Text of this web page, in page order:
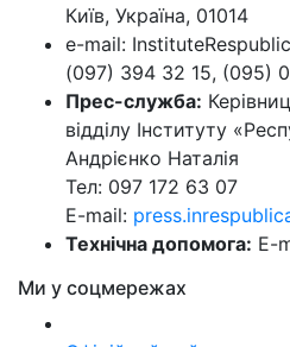
Київ, Україна, 01014
e-mail:
(097) 394 32 15, (095)
Прес-служба:
відділу Інституту
Андрієнко Наталія
Тел: 097 172 63 07
E-mail:
Технічна допомога: E-
Ми у соцмережах